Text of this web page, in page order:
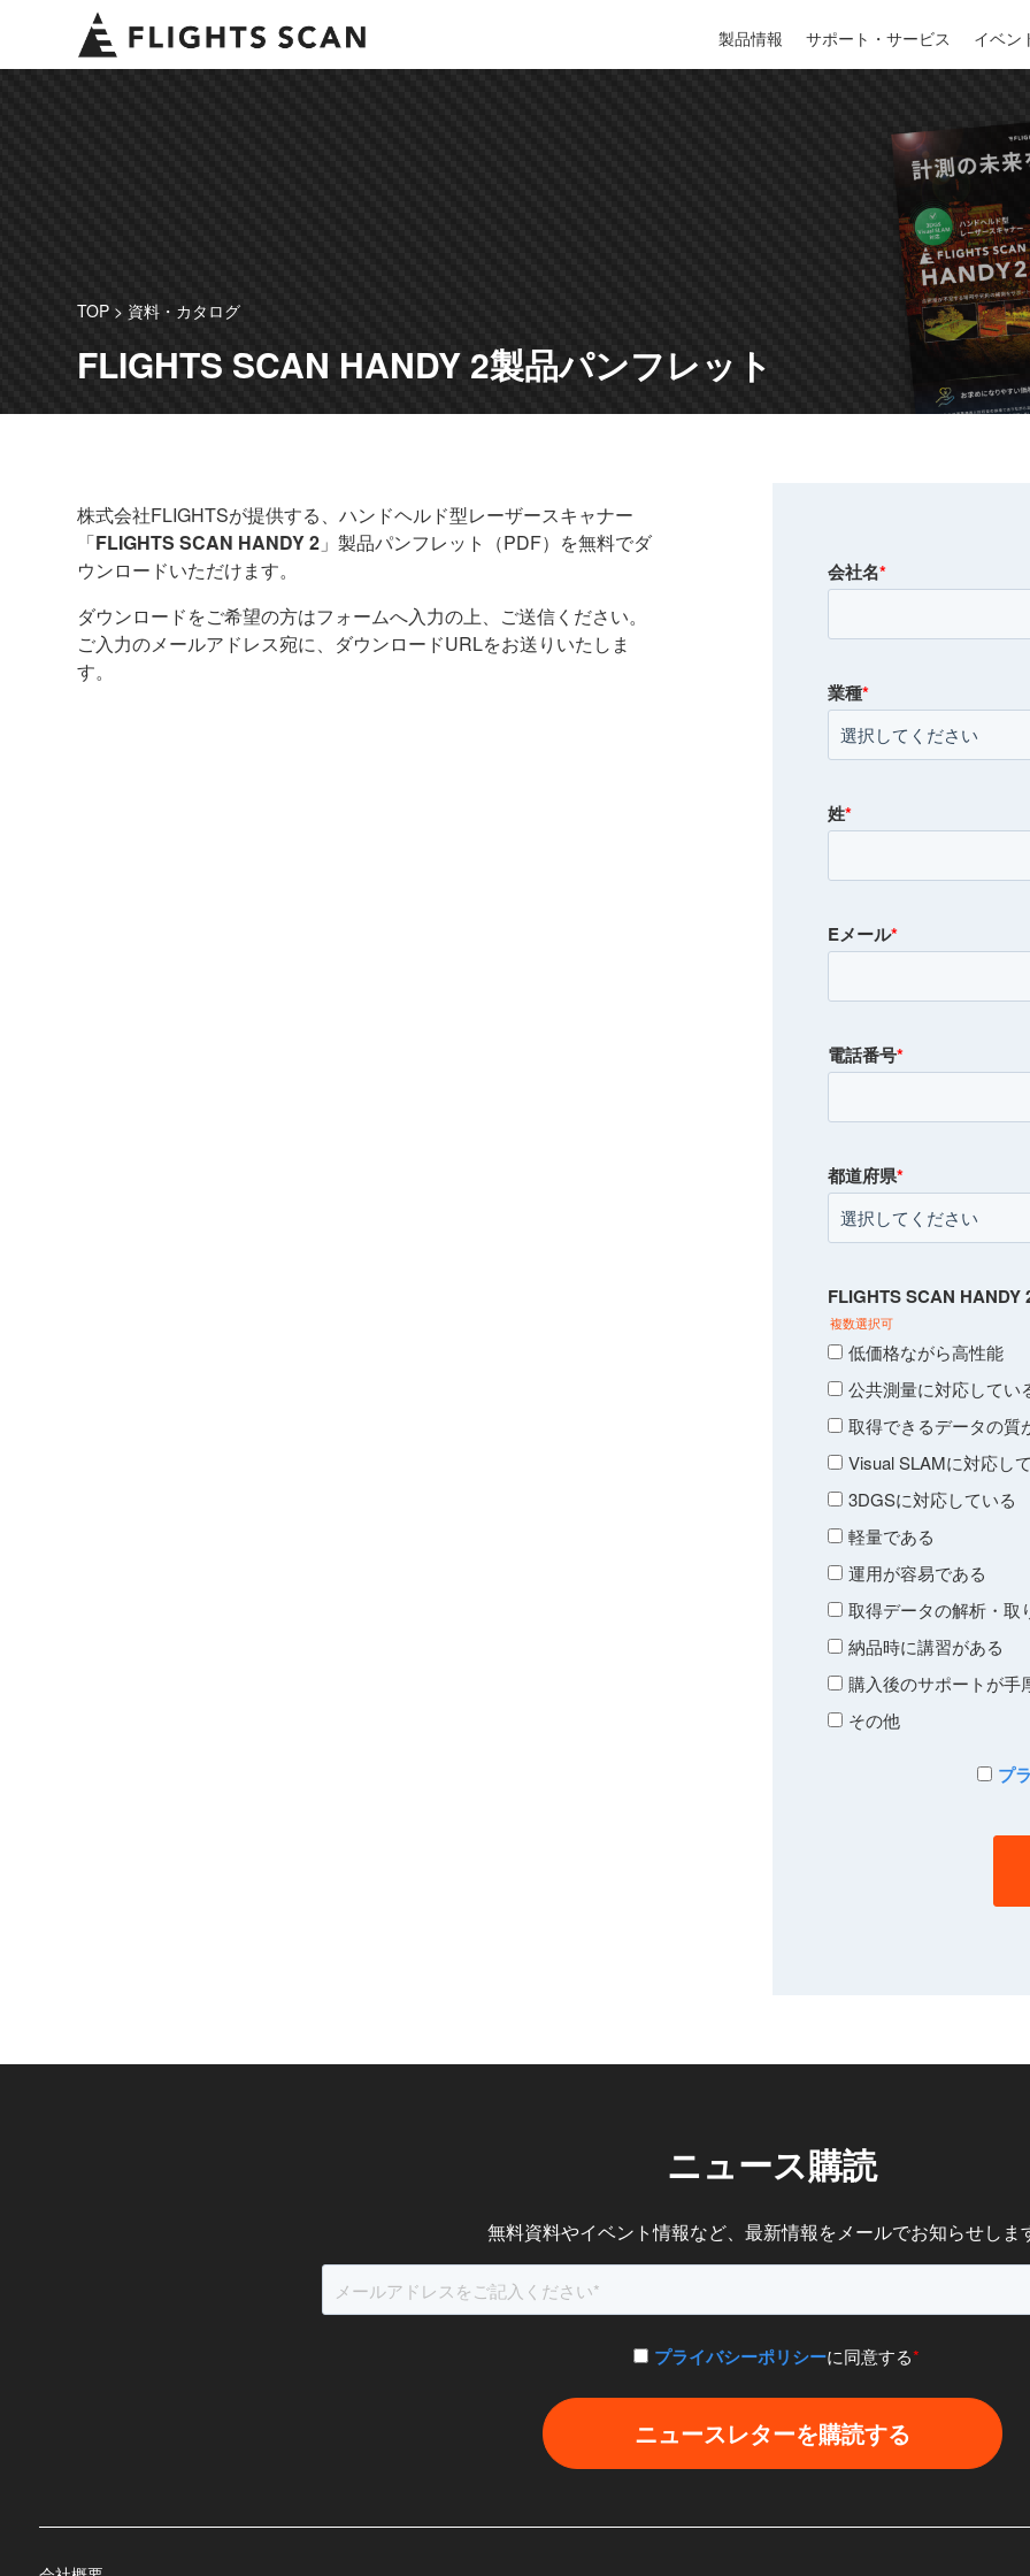
製品情報 サポート・サービス イベン
製品情報 サポート・サービス イベン
TOP > 資料・カタログ
FLIGHTS SCAN HANDY 2製品パンフレット
株式会社FLIGHTSが提供する、ハンドヘルド型レーザースキャナー
「FLIGHTS SCAN HANDY 2 」製品パンフレット（PDF）を無料でダ
ウンロードいただけます。
ダウンロードをご希望の方はフォームへ入力の上、ご送信ください。
ご入力のメールアドレス宛に、ダウンロードURLをお送りいたしま
す。
会社名*
業種*
姓*
Eメール*
電話番号*
都道府県*
FLIGHTS SCAN HANDY
複数選択可
低価格ながら高性能
公共測量に対応してい
取得できるデータの質
Visual SLAMに対応し
3DGSに対応している
軽量である
運用が容易である
取得データの解析・取
納品時に講習がある
購入後のサポートが手
その他
プ
ニュース購読
無料資料やイベント情報など、 最新情報をメールでお知らせしま
プライバシーポリシーに同意する*